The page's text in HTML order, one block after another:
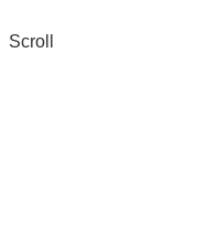
Scroll